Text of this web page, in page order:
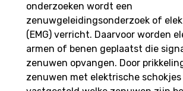
onderzoeken wordt een
zenuwgeleidingsonderzoek of
(EMG) verricht. Daarvoor worden
armen of benen geplaatst die
zenuwen opvangen. Door
zenuwen met elektrische